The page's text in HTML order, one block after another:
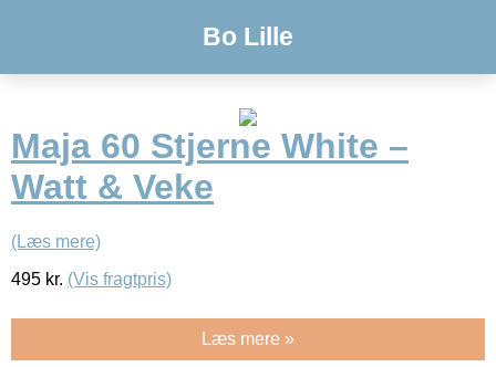
Bo Lille
Maja 60 Stjerne White –
Watt & Veke
(Læs mere)
495 kr. (Vis fragtpris)
Læs mere »